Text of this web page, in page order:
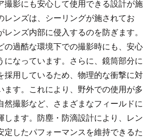
撮影にも安心して使用できる設計が施
レンズは、シーリングが施されてお
レンズ内部に侵入するのを防ぎます。
の過酷な環境下での撮影時にも、安心
になっています。さらに、鏡筒部分に
採用しているため、物理的な衝撃に対
ます。これにより、野外での使用が多
然撮影など、さまざまなフィールドに
します。防塵・防滴設計により、レン
定したパフォーマンスを維持できるた